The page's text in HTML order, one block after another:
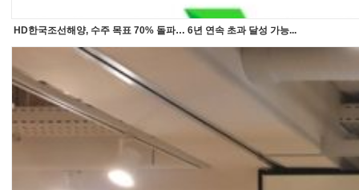
HD한국조선해양, 수주 목표 70% 돌파… 6년 연속 초과 달성 가능...